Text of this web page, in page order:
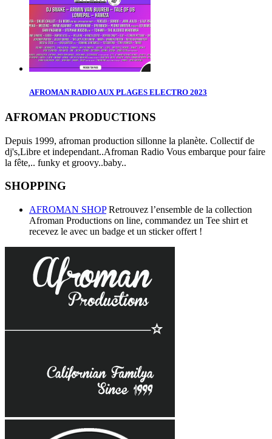
AFROMAN RADIO AUX PLAGES ELECTRO 2023
AFROMAN PRODUCTIONS
Depuis 1999, afroman production sillonne la planète. Collectif de
dj's,Libre et independant..Afroman Radio Vous embarque pour faire
la fête,.. funky et groovy..baby..
SHOPPING
AFROMAN SHOPRetrouvez l’ensemble de la collection
Afroman Productions on line, commandez un Tee shirt et
recevez le avec un badge et un sticker offert !